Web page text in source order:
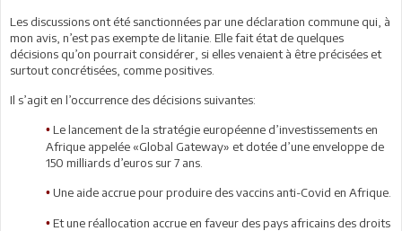
Les discussions ont été sanctionnées par une déclaration commune qui, à
mon avis, n’est pas exempte de litanie. Elle fait état de quelques
décisions qu’on pourrait considérer, si elles venaient à être précisées et
surtout concrétisées, comme positives.
Il s’agit en l’occurrence des décisions suivantes:
• Le lancement de la stratégie européenne d’investissements en
Afrique appelée «Global Gateway» et dotée d’une enveloppe de
150 milliards d’euros sur 7 ans.
• Une aide accrue pour produire des vaccins anti-Covid en Afrique.
• Et une réallocation accrue en faveur des pays africains des droits